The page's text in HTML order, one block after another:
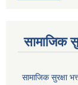
सामाजिक
सामाजिक सुरक्षा